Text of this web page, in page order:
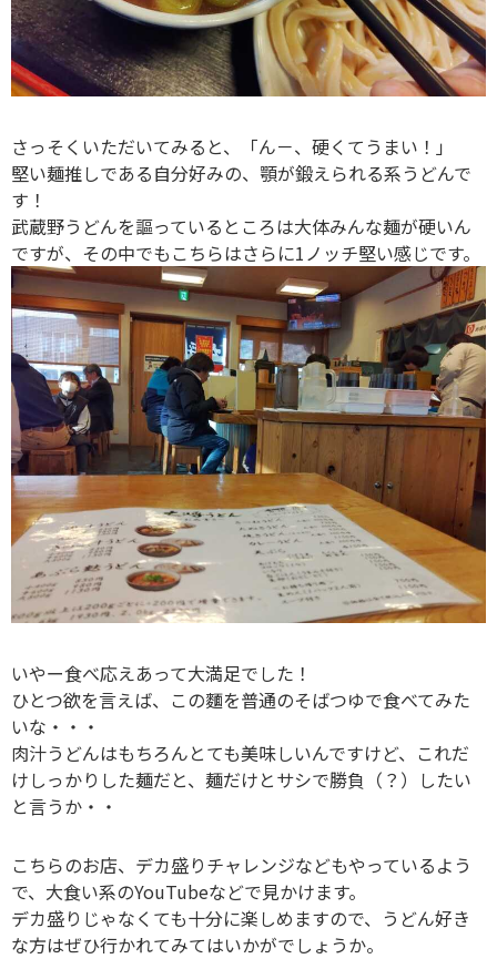
さっそくいただいてみると、「ん－、硬くてうまい！」
堅い麺推しである自分好みの、顎が鍛えられる系うどんで
す！
武蔵野うどんを謳っているところは大体みんな麺が硬いん
ですが、その中でもこちらはさらに1ノッチ堅い感じです。
いやー食べ応えあって大満足でした！
ひとつ欲を言えば、この麵を普通のそばつゆで食べてみた
いな・・・
肉汁うどんはもちろんとても美味しいんですけど、これだ
けしっかりした麺だと、麺だけとサシで勝負（？）したい
と言うか・・
こちらのお店、デカ盛りチャレンジなどもやっているよう
で、大食い系のYouTubeなどで見かけます。
デカ盛りじゃなくても十分に楽しめますので、うどん好き
な方はぜひ行かれてみてはいかがでしょうか。